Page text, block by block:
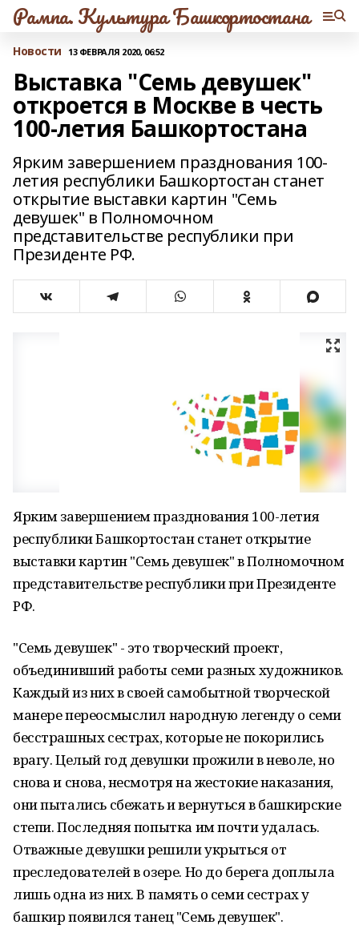
Рампа. Культура Башкортостана
Новости 13 ФЕВРАЛЯ 2020, 06:52
Выставка "Семь девушек"
откроется в Москве в честь
100-летия Башкортостана
Ярким завершением празднования 100-
летия республики Башкортостан станет
открытие выставки картин "Семь
девушек" в Полномочном
представительстве республики при
Президенте РФ.
Ярким завершением празднования 100-летия
республики Башкортостан станет открытие
выставки картин "Семь девушек" в Полномочном
представительстве республики при Президенте
РФ.
"Семь девушек" - это творческий проект,
объединивший работы семи разных художников.
Каждый из них в своей самобытной творческой
манере переосмыслил народную легенду о семи
бесстрашных сестрах, которые не покорились
врагу. Целый год девушки прожили в неволе, но
снова и снова, несмотря на жестокие наказания,
они пытались сбежать и вернуться в башкирские
степи. Последняя попытка им почти удалась.
Отважные девушки решили укрыться от
преследователей в озере. Но до берега доплыла
лишь одна из них. В память о семи сестрах у
башкир появился танец "Семь девушек".